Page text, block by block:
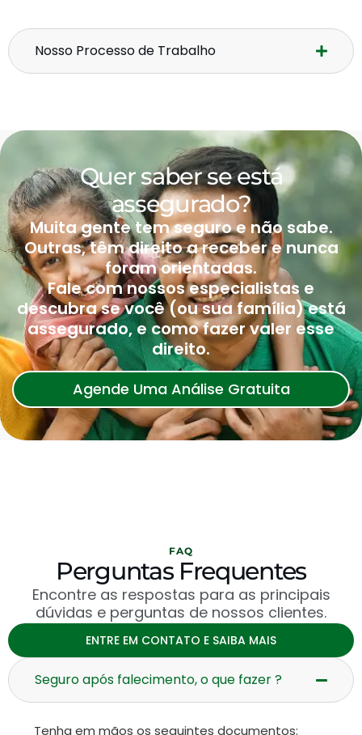
Nosso Processo de Trabalho
Quer saber se está
assegurado?
Muita gente tem seguro e não sabe.
Outras, têm direito a receber e nunca
foram orientadas.
Fale com nossos especialistas e
descubra se você (ou sua família) está
assegurado, e como fazer valer esse
direito.
Agende Uma Análise Gratuita
Seguro após falecimento, o que fazer ?
Tenha em mãos os seguintes documentos:
FAQ
Perguntas Frequentes
Encontre as respostas para as principais
dúvidas e perguntas de nossos clientes.
ENTRE EM CONTATO E SAIBA MAIS